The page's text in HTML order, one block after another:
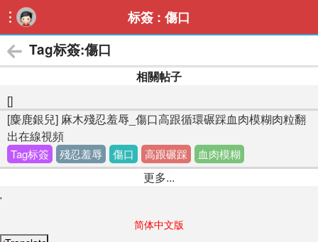
 标簽 : 傷口
Tag标簽:傷口
相關帖子
[]
[麋鹿銀兒] 麻木殘忍羞辱_傷口高跟循環碾踩血肉模糊肉粒翻
出在線視頻
Tag标簽 殘忍羞辱 傷口 高跟碾踩 血肉模糊
更多...
'
简体中文版